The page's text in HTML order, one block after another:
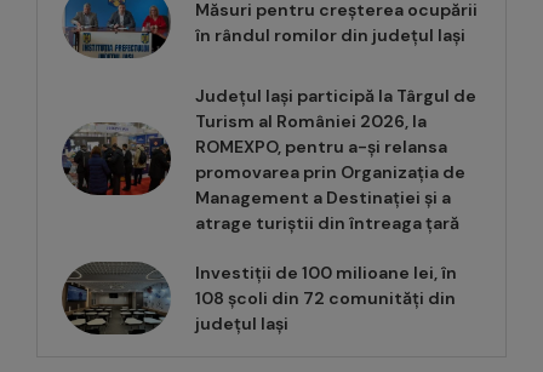
Măsuri pentru creșterea ocupării
în rândul romilor din județul Iași
Județul Iași participă la Târgul de
Turism al României 2026, la
ROMEXPO, pentru a-și relansa
promovarea prin Organizația de
Management a Destinației și a
atrage turiștii din întreaga țară
Investiții de 100 milioane lei, în
108 școli din 72 comunități din
județul Iași